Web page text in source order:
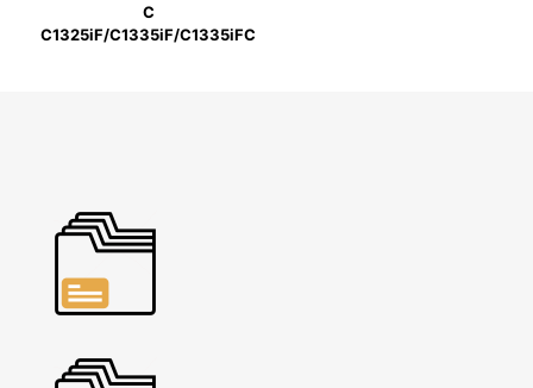
C
C1325iF/C1335iF/C1335iFC